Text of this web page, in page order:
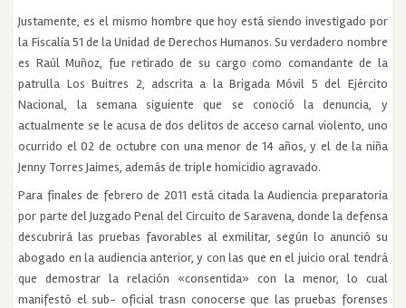
Justamente, es el mismo hombre que hoy está siendo investigado por
la Fiscalía 51 de la Unidad de Derechos Humanos. Su verdadero nombre
es Raúl Muñoz, fue retirado de su cargo como comandante de la
patrulla Los Buitres 2, adscrita a la Brigada Móvil 5 del Ejército
Nacional, la semana siguiente que se conoció la denuncia, y
actualmente se le acusa de dos delitos de acceso carnal violento, uno
ocurrido el 02 de octubre con una menor de 14 años, y el de la niña
Jenny Torres Jaimes, además de triple homicidio agravado.
Para finales de febrero de 2011 está citada la Audiencia preparatoria
por parte del Juzgado Penal del Circuito de Saravena, donde la defensa
descubrirá las pruebas favorables al exmilitar, según lo anunció su
abogado en la audiencia anterior, y con las que en el juicio oral tendrá
que demostrar la relación «consentida» con la menor, lo cual
manifestó el sub- oficial trasn conocerse que las pruebas forenses